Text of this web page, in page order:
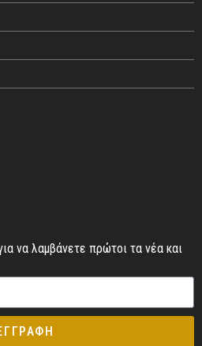
να λαμβάνετε πρώτοι τα νέα και